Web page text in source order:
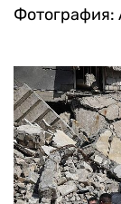
Фотография: